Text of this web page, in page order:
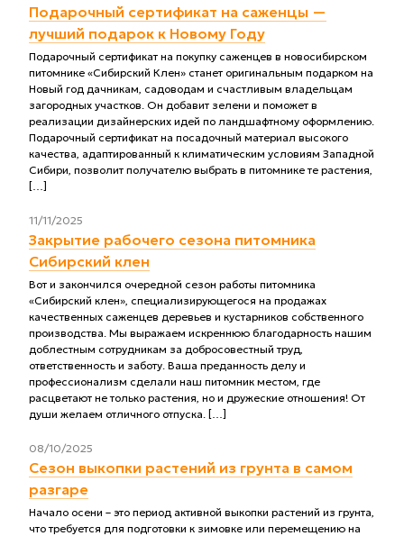
Подарочный сертификат на саженцы —
лучший подарок к Новому Году
Подарочный сертификат на покупку саженцев в новосибирском
питомнике «Сибирский Клен» станет оригинальным подарком на
Новый год дачникам, садоводам и счастливым владельцам
загородных участков. Он добавит зелени и поможет в
реализации дизайнерских идей по ландшафтному оформлению.
Подарочный сертификат на посадочный материал высокого
качества, адаптированный к климатическим условиям Западной
Сибири, позволит получателю выбрать в питомнике те растения,
[…]
11/11/2025
Закрытие рабочего сезона питомника
Сибирский клен
Вот и закончился очередной сезон работы питомника
«Сибирский клен», специализирующегося на продажах
качественных саженцев деревьев и кустарников собственного
производства. Мы выражаем искреннюю благодарность нашим
доблестным сотрудникам за добросовестный труд,
ответственность и заботу. Ваша преданность делу и
профессионализм сделали наш питомник местом, где
расцветают не только растения, но и дружеские отношения! От
души желаем отличного отпуска. […]
08/10/2025
Сезон выкопки растений из грунта в самом
разгаре
Начало осени – это период активной выкопки растений из грунта,
что требуется для подготовки к зимовке или перемещению на